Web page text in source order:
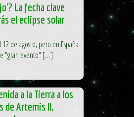
La fecha clave
el eclipse solar
de agosto, pero en España
"gran evento" […]
a la Tierra a los
de Artemis II,